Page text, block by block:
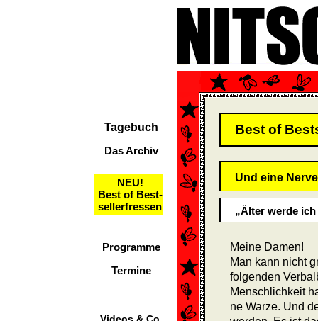
Tagebuch
Das Archiv
NEU!
Best of Best-
sellerfressen
Programme
Termine
Best of
Und eine
„Älter werde
Meine Damen!
Man kann nicht
folgenden
Menschlichkeit
ne Warze. Und